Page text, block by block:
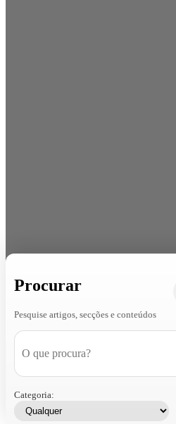
Procurar
Pesquise artigos, secções e conteúdos
Categoria: